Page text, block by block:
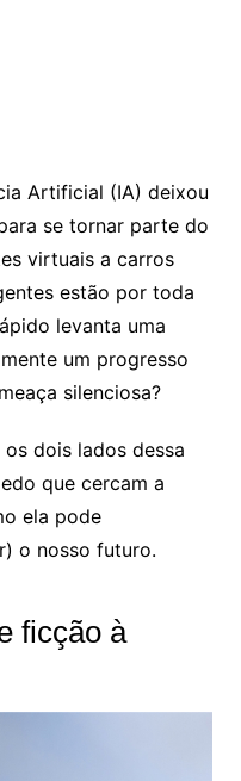
Artificial (IA) deixou
se tornar parte do
virtuais a carros
estão por toda
levanta uma
um progresso
silenciosa?
dois lados dessa
que cercam a
ela pode
o nosso futuro.
ficção à